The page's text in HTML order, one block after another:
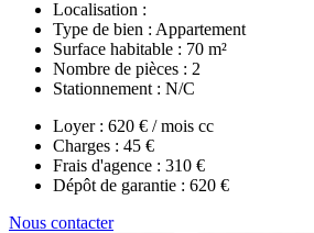
Localisation :
Type de bien : Appartement
Surface habitable : 70 m²
Nombre de pièces : 2
Stationnement : N/C
Loyer : 620 € / mois cc
Charges : 45 €
Frais d'agence : 310 €
Dépôt de garantie : 620 €
Nous contacter